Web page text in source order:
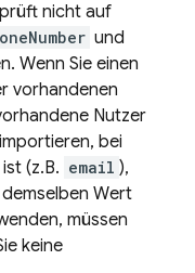
nicht auf
und
Wenn Sie einen
vorhandenen
Nutzer
bei
(z.B. email ),
Wert
müssen
keine